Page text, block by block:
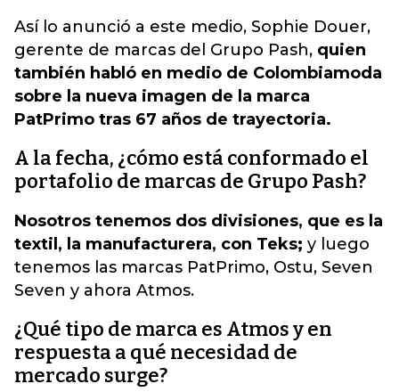
Así lo anunció a este medio, Sophie Douer,
gerente de marcas del Grupo Pash, quien
también habló en medio de Colombiamoda
sobre la nueva imagen de la marca
PatPrimo tras 67 años de trayectoria.
A la fecha, ¿cómo está conformado el
portafolio de marcas de Grupo Pash?
Nosotros tenemos dos divisiones, que es la
textil, la manufacturera, con Teks; y luego
tenemos las marcas PatPrimo, Ostu, Seven
Seven y ahora Atmos.
¿Qué tipo de marca es Atmos y en
respuesta a qué necesidad de
mercado surge?